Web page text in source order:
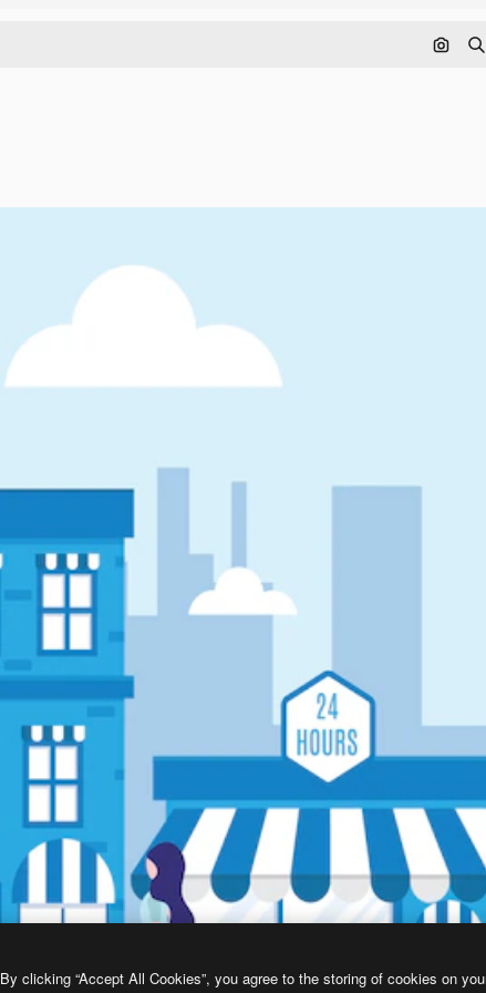
画像
By clicking “Accept All Cookies”, you agree to the storing of cookies on